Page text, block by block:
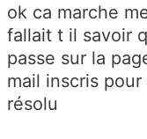
ok ca marche
fallait t il savoir
passe sur la
mail inscris
résolu